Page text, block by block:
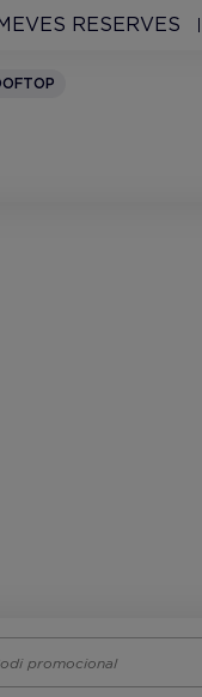
RESERVES